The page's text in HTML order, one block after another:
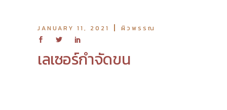
JANUARY 11, 2021 ผิวพรรณ
เลเซอร์กำจัดขน